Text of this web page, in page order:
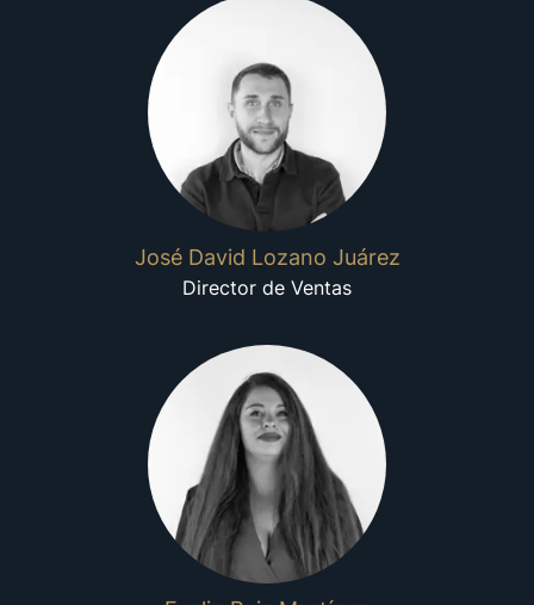
José David Lozano Juárez
Director de Ventas